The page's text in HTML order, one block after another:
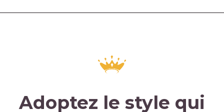
Adoptez le style qui